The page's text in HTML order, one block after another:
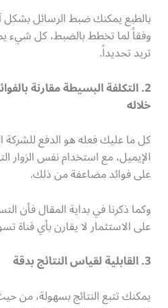
بالطبع يمكنك ضبط الرسائل
وفقاً لما تخطط بالضبط، كل شيء
تريد تحديداً.
2. التكلفة البسيطة مقارنة
خلاله
كل ما عليك فعله هو الدفع
الإيميل، مع استخدام نفس
على فوائد مضاعفة من ذلك.
وكما ذكرنا في بداية المقال فأن
على الاستثمار لا يقارن بأي قناة
3. القابلية لقياس النتائج بدقة
يمكنك تتبع النتائج بسهولة، من